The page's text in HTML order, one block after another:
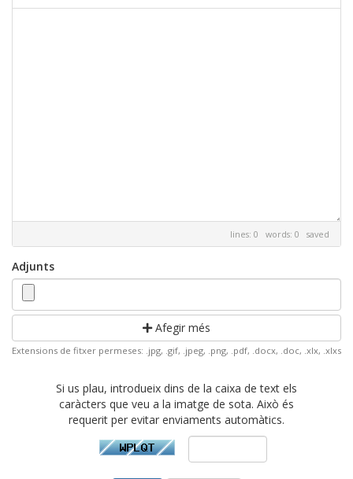
lines: 0 words: 0 saved
Adjunts
Afegir més
Extensions de fitxer permeses: .jpg, .gif, .jpeg, .png, .pdf, .docx, .doc, .xlx, .xlxs
Si us plau, introdueix dins de la caixa de text els
caràcters que veu a la imatge de sota. Això és
requerit per evitar enviaments automàtics.